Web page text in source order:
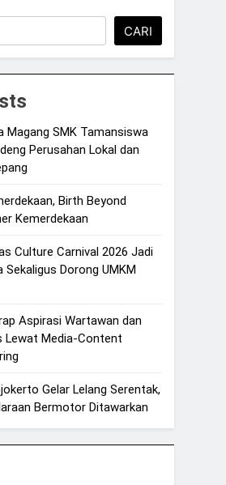
CARI
Magang SMK Tamansiswa
Perusahan Lokal dan
Birth Beyond
Kemerdekaan
Culture Carnival 2026 Jadi
Dorong UMKM
Aspirasi Wartawan dan
Lewat Media-Content
Gelar Lelang Serentak,
Bermotor Ditawarkan